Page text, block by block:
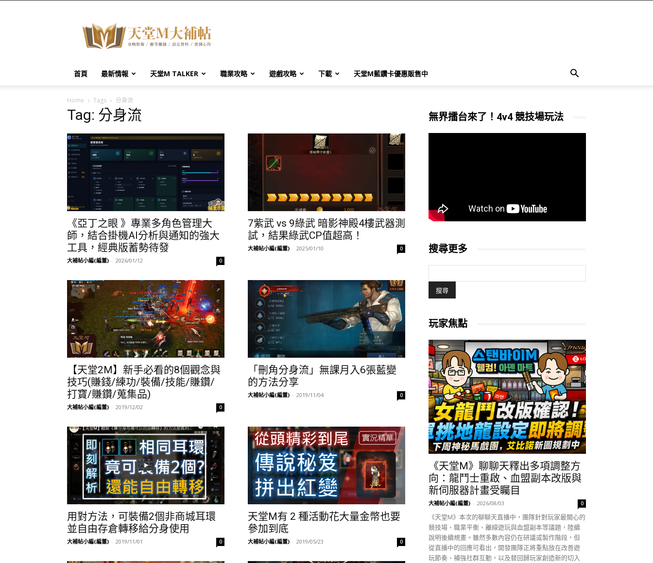
堂
M
大
帖
首頁 最新情報 天堂M TALKER 職業攻略 遊戲攻略 下載 天堂M藍鑽卡優惠販售中
Home Tags 分身流
Tag: 分身流
《亞丁之眼 》專業多角色管理大
師，結合掛機AI分析與通知的強大
工具，經典版蓄勢待發
大補帖小編(編董) - 2026/01/12 0
7紫武 vs 9綠武 暗影神殿4樓武器測
試，結果綠武CP值超高！
大補帖小編(編董) - 2025/01/10 0
【天堂2M】新手必看的8個觀念與
技巧(賺錢/練功/裝備/技能/賺鑽/
打寶/賺鑽/蒐集品)
大補帖小編(編董) - 2019/12/02 0
「刪角分身流」無課月入6張藍變
的方法分享
大補帖小編(編董) - 2019/11/04 0
用對方法，可裝備2個非商城耳環
並自由存倉轉移給分身使用
大補帖小編(編董) - 2019/11/01 0
天堂M有 2 種活動花大量金幣也要
參加到底
大補帖小編(編董) - 2019/05/23 0
無界擂台來了！4v4 競技場玩法
搜尋更多
玩家焦點
《天堂M》聊聊天釋出多項調整方
向：龍鬥士重啟、血盟副本改版與
新伺服器計畫受矚目
大補帖小編(編董) - 2026/08/03 0
《天堂M》本次的聊聊天直播中，團隊針對玩家最關心的
競技場、職業平衡、離線遊玩與血盟副本等議題，陸續
說明後續規畫。雖然多數內容仍在研議或製作階段，但
從直播中的回應可看出，開發團隊正將重點放在改善遊
玩節奏、補強社群互動，以及替回歸玩家創造新的切入